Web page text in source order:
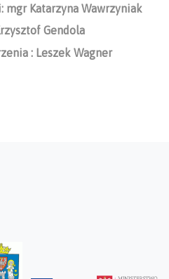
mgr Katarzyna Wawrzyniak
Gendola
: Leszek Wagner